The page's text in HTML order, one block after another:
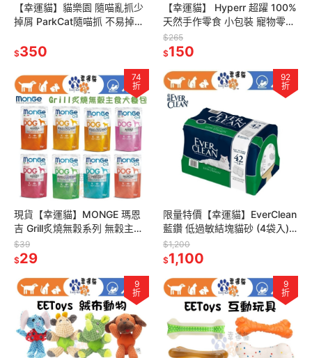
【幸運貓】貓樂園 隨喵亂抓少
掉屑 ParkCat隨喵抓 不易掉屑
安全檢測
$350
【幸運貓】 Hyperr 超躍 100%
天然手作零食 小包裝 寵物零食
寵物零嘴 雞胸肉 雞軟骨 鱉蛋
貓零嘴 狗零嘴
$265
$150
74
折
現貨【幸運貓】MONGE 瑪恩
吉 Grill炙燒無穀系列 無穀主食
犬餐包 雞肉 火雞肉 鮭魚 鱈魚
豬
$39
$29
92
折
限量特價【幸運貓】EverClean
藍鑽 低過敏結塊貓砂 (4袋入)
（綠標）42磅 (19KG)
$1,200
$1,100
9
折
9
折